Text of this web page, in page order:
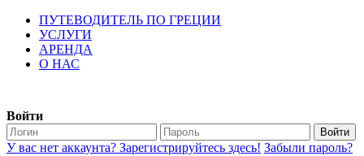
ПУТЕВОДИТЕЛЬ ПО ГРЕЦИИ
УСЛУГИ
АРЕНДА
О НАС
Войти
Войти
У вас нет аккаунта? Зарегистрируйтесь здесь! Забыли пароль?